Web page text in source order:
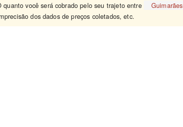
quanto você será cobrado pelo seu trajeto entre
Guimarães
dos dados de preços coletados, etc.